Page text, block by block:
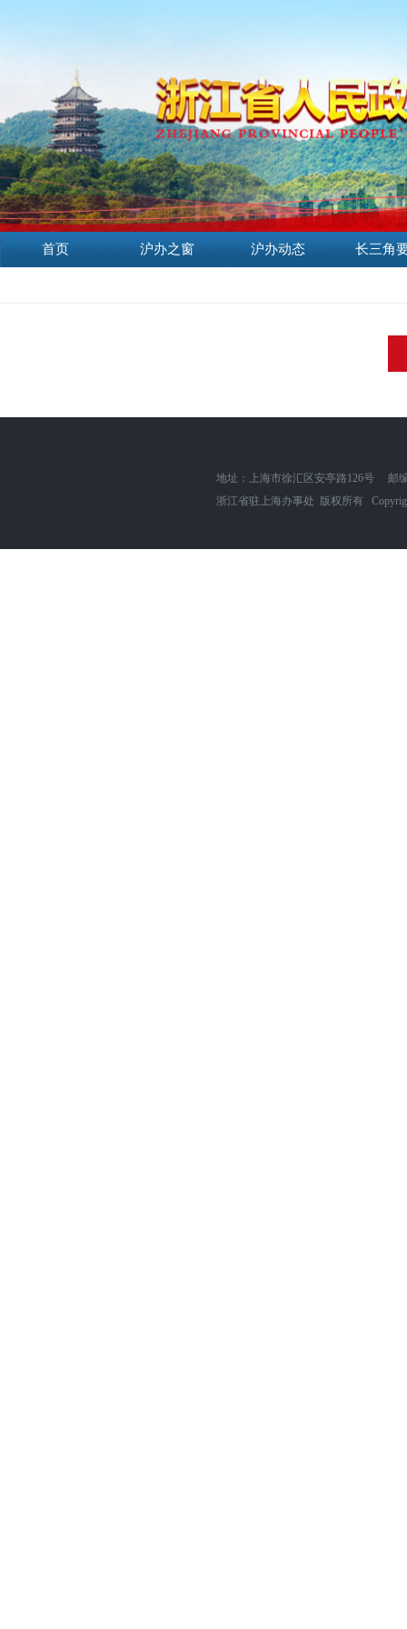
首页 沪办之窗 沪办动态 长三角
地址：上海市徐汇区安亭路126号
邮
浙江省驻上海办事处 版权所有